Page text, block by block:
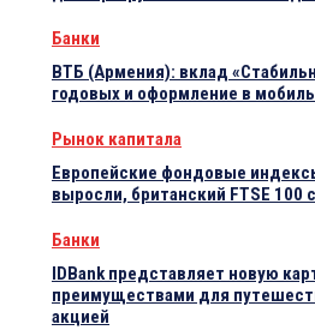
Банки
ВТБ (Армения): вклад
годовых и оформление в
Рынок капитала
Европейские фондовые
выросли, британский FTSE 100
Банки
IDBank представляет новую
преимуществами для
акцией